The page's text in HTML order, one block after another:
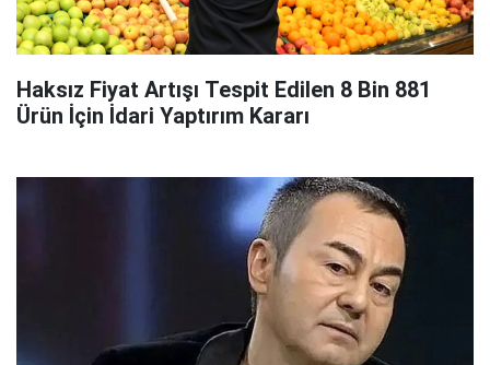
Haksız Fiyat Artışı Tespit Edilen 8 Bin 881
Ürün İçin İdari Yaptırım Kararı